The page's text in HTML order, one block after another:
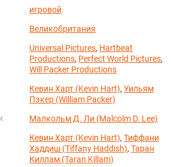
игровой
Великобритания
Universal Pictures, Hartbeat
Productions, Perfect World Pictures,
Will Packer Productions
Кевин Харт (Kevin Hart),Уильям
Пэкер (William Packer)
Малкольм Д. Ли (Malcolm D. Lee)
Кевин Харт (Kevin Hart),Тиффани
Хаддиш (Tiffany Haddish),Таран
Киллам (Taran Killam)